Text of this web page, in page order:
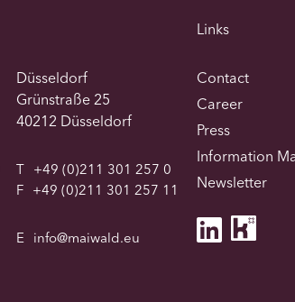
Düsseldorf
Grünstraße 25
40212 Düsseldorf
T
+49 (0)211 301 257 0
F
+49 (0)211 301 257 11
E info@maiwald.eu
Links
Contact
Career
Press
Information
Newsletter